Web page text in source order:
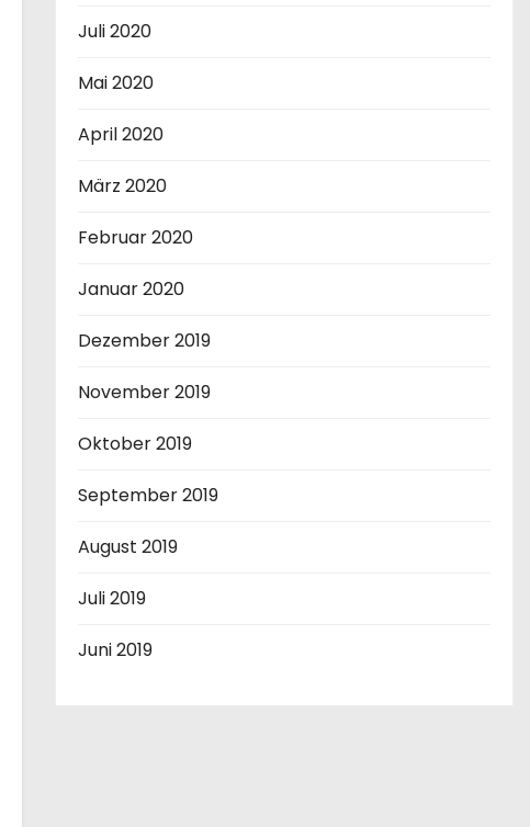
Juli 2020
Mai 2020
April 2020
März 2020
Februar 2020
Januar 2020
Dezember 2019
November 2019
Oktober 2019
September 2019
August 2019
Juli 2019
Juni 2019